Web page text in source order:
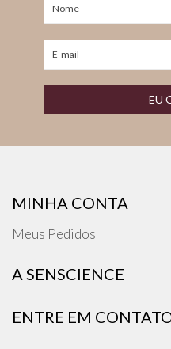
EU
MINHA CONTA
Meus Pedidos
A SENSCIENCE
ENTRE EM